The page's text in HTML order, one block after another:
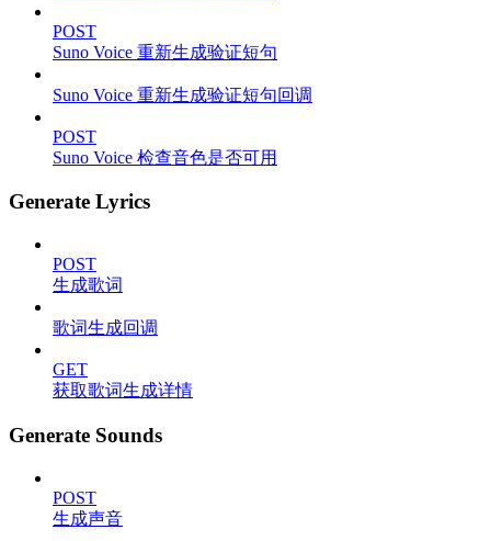
POST
Suno Voice 重新生成验证短句
Suno Voice 重新生成验证短句回调
POST
Suno Voice 检查音色是否可用
Generate Lyrics
POST
生成歌词
歌词生成回调
GET
获取歌词生成详情
Generate Sounds
POST
生成声音